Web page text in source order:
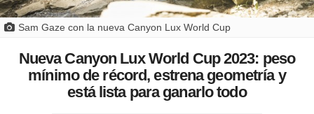
Sam Gaze con la nueva Canyon Lux World Cup
Nueva Canyon Lux World Cup 2023: peso
mínimo de récord, estrena geometría y
está lista para ganarlo todo